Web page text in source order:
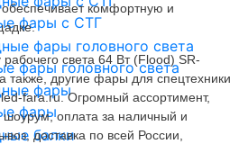
фары с СТГ
фары головного света
фары
комфортную и
света 64 Вт (Flood) SR-
также, другие фары для спецтехники
fara.ru. Огромный ассортимент,
оплата за наличный и
доставка по всей России,